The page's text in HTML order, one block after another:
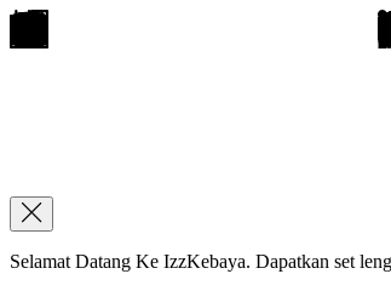
Selamat Datang Ke IzzKebaya. Dapatkan set